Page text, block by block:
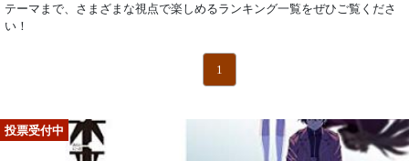
テーマまで、さまざまな視点で楽しめるランキング一覧をぜひご覧くださ
い！
1